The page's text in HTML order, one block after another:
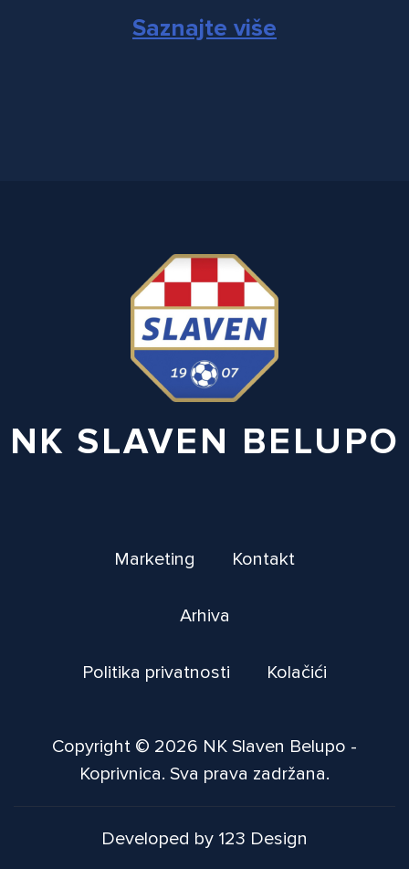
Saznajte više
NK SLAVEN BELUPO
Marketing Kontakt
Arhiva
Politika privatnosti Kolačići
Copyright © 2026 NK Slaven Belupo -
Koprivnica. Sva prava zadržana.
Developed by 123 Design